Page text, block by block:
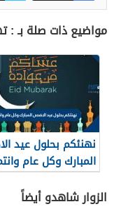
مواضيع ذات صلة بـ :
نهنئكم بحلول عيد
المبارك وكل عام
.. عبارات مكتوبة
تهنئة 2026
الزوار شاهدو أيضاً